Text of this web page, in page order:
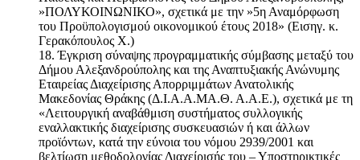
»ΠΟΛΥΚΟΙΝΩΝΙΚΟ», σχετικά με την »5η Αναμόρφωση
του Προϋπολογισμού οικονομικού έτους 2018» (Εισηγ. κ.
Γερακόπουλος Χ.)
18. Έγκριση σύναψης προγραμματικής σύμβασης μεταξύ του
Δήμου Αλεξανδρούπολης και της Αναπτυξιακής Ανώνυμης
Εταιρείας Διαχείρισης Απορριμμάτων Ανατολικής
Μακεδονίας Θράκης (Δ.Ι.Α.Α.ΜΑ.Θ. Α.Α.Ε.), σχετικά με τη
«Λειτουργική αναβάθμιση συστήματος συλλογικής
εναλλακτικής διαχείρισης συσκευασιών ή και άλλων
προϊόντων, κατά την εύνοια του νόμου 2939/2001 και
βελτίωση μεθοδολογίας Διαχείρισής του – Υποστηρικτικές